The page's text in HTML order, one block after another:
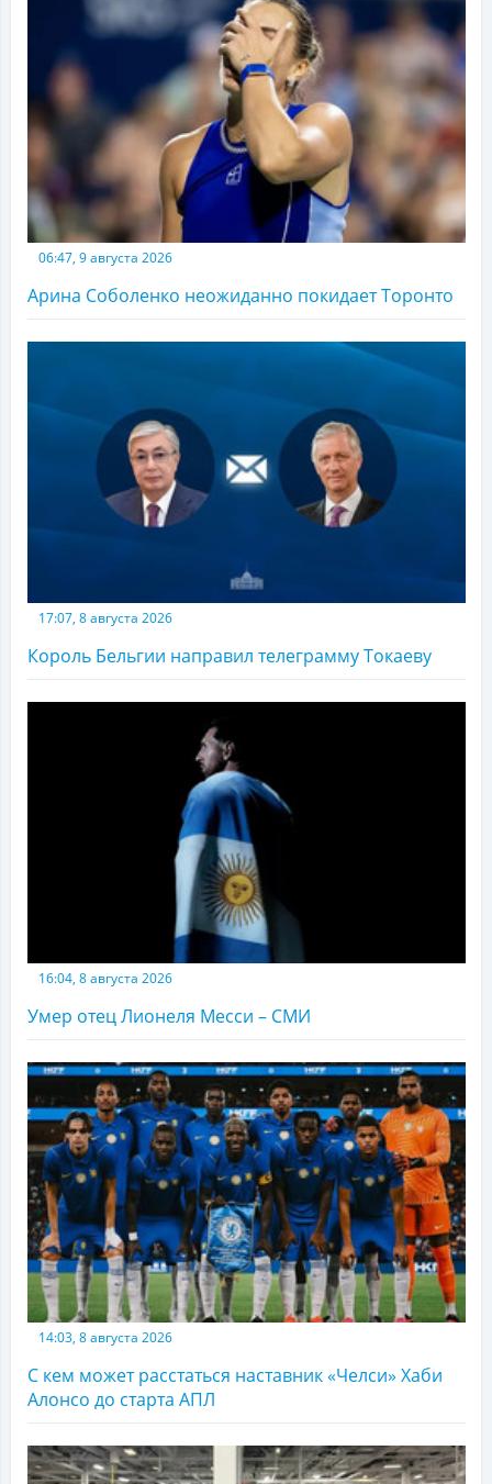
06:47, 9 августа 2026
Арина Соболенко неожиданно покидает Торонто
17:07, 8 августа 2026
Король Бельгии направил телеграмму Токаеву
16:04, 8 августа 2026
Умер отец Лионеля Месси – СМИ
14:03, 8 августа 2026
С кем может расстаться наставник «Челси» Хаби
Алонсо до старта АПЛ